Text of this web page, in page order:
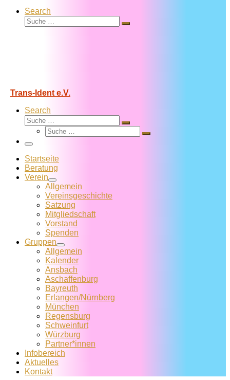
Search
Suche
Suche
Trans-Ident e.V.
Search
Suche
Suche
Suche
Suche
Menü
Startseite
Beratung
Verein
Allgemein
Vereins­geschichte
Satzung
Mitglied­schaft
Vorstand
Spenden
Gruppen
Allgemein
Kalender
Ansbach
Aschaffenburg
Bayreuth
Erlangen/Nürnberg
München
Regensburg
Schweinfurt
Würzburg
Partner*innen
Infobereich
Aktuelles
Kontakt